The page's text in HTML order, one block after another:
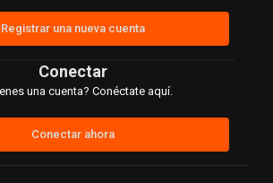
Registrar una nueva cuenta
Conectar
una cuenta? Conéctate aquí.
Conectar ahora